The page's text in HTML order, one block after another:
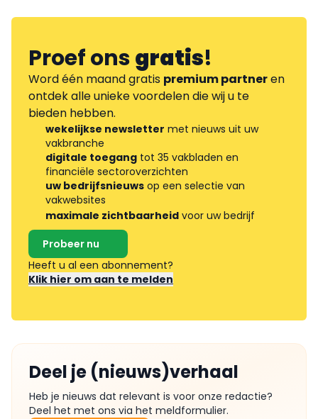
Proef onsgratis!
Word één maand gratis premium partneren
ontdek alle unieke voordelen die wij u te
bieden hebben.
wekelijkse newsletter met nieuws uit uw
vakbranche
digitale toegang tot 35 vakbladen en
financiële sectoroverzichten
uw bedrijfsnieuws op een selectie van
vakwebsites
maximale zichtbaarheid voor uw bedrijf
Probeer nu
Heeft u al een abonnement?
Klik hier om aan te melden
Deel je (nieuws)verhaal
Heb je nieuws dat relevant is voor onze redactie?
Deel het met ons via het meldformulier.